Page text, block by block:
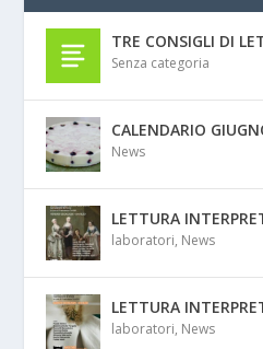
TRE CONSIGLI DI
Senza categoria
CALENDARIO
News
LETTURA
laboratori, News
LETTURA
laboratori, News